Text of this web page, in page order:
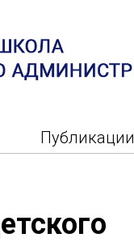
Публикации